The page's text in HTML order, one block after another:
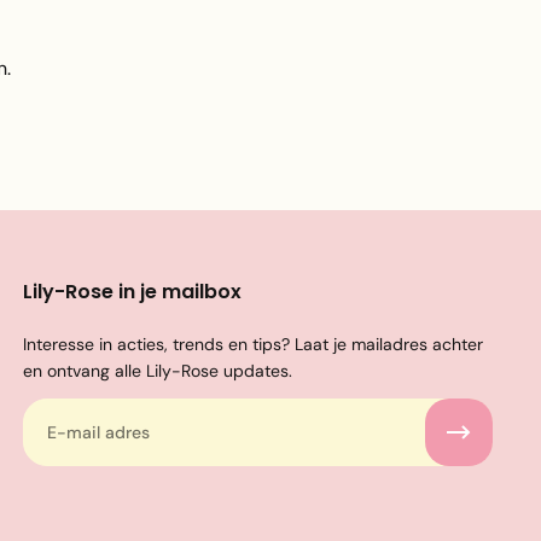
Lily-Rose in je mailbox
Interesse in acties, trends en tips? Laat je mailadres achter
en ontvang alle Lily-Rose updates.